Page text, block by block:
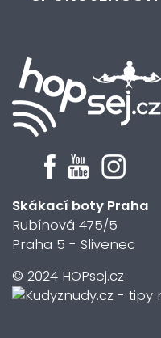
Skákací boty Praha
Rubínová 475/5
Praha 5 - Slivenec
© 2024 HOPsej.cz